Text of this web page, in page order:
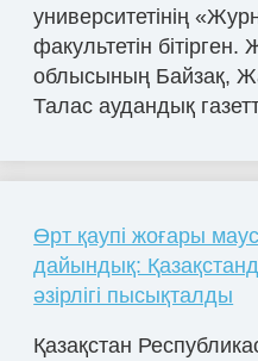
университетінің
факультетін
облысының Байзақ,
Талас аудандық
Өрт қаупі жоғары
дайындық:
әзірлігі пысықталды
Қазақстан